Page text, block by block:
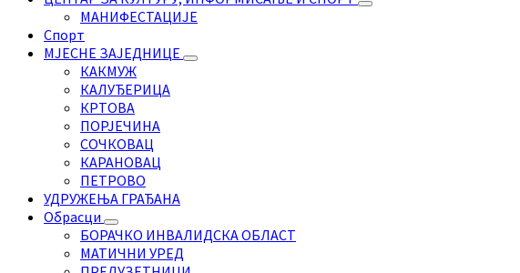
МАНИФЕСТАЦИЈЕ
Спорт
МЈЕСНЕ ЗАЈЕДНИЦЕ
КАКМУЖ
КАЛУЂЕРИЦА
КРТОВА
ПОРЈЕЧИНА
СОЧКОВАЦ
КАРАНОВАЦ
ПЕТРОВО
УДРУЖЕЊА ГРАЂАНА
Обрасци
БОРАЧКО ИНВАЛИДСКА ОБЛАСТ
МАТИЧНИ УРЕД